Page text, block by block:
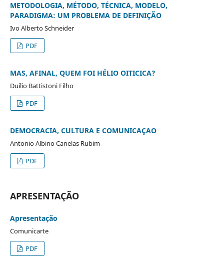
METODOLOGIA, MÉTODO, TÉCNICA, MODELO,
PARADIGMA: UM PROBLEMA DE DEFINIÇÃO
Ivo Alberto Schneider
PDF
MAS, AFINAL, QUEM FOI HÉLIO OITICICA?
Duílio Battistoni Filho
PDF
DEMOCRACIA, CULTURA E COMUNICAÇAO
Antonio Albino Canelas Rubim
PDF
APRESENTAÇÃO
Apresentação
Comunicarte
PDF